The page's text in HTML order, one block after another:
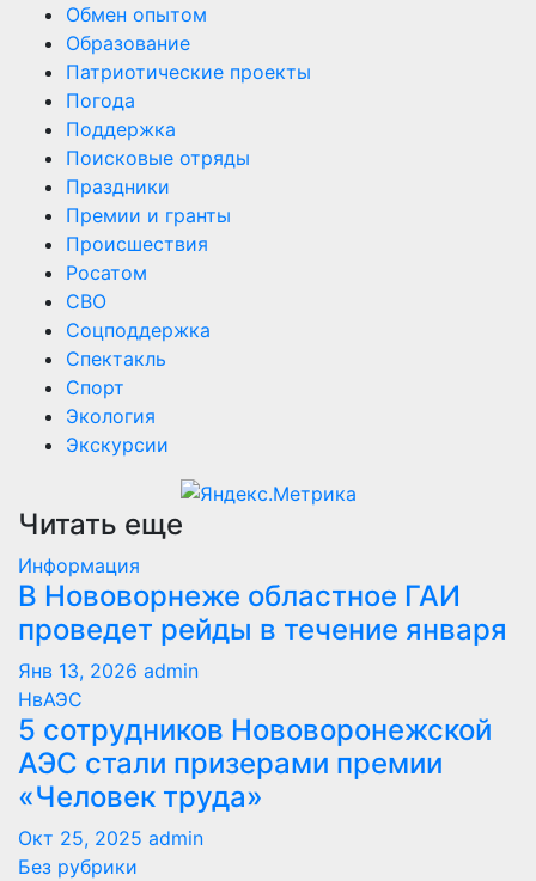
Обмен опытом
Образование
Патриотические проекты
Погода
Поддержка
Поисковые отряды
Праздники
Премии и гранты
Происшествия
Росатом
СВО
Соцподдержка
Спектакль
Спорт
Экология
Экскурсии
Читать еще
Информация
В Нововорнеже областное ГАИ
проведет рейды в течение января
Янв 13, 2026 admin
НвАЭС
5 сотрудников Нововоронежской
АЭС стали призерами премии
«Человек труда»
Окт 25, 2025 admin
Без рубрики